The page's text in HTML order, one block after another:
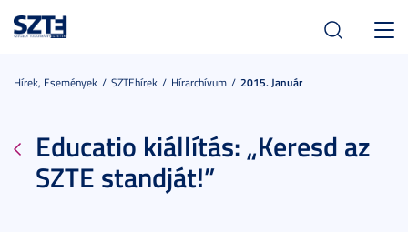
Hírek, Események SZTEhírek Hírarchívum 2015. Január
Educatio kiállítás: „Keresd az
SZTE standját!”